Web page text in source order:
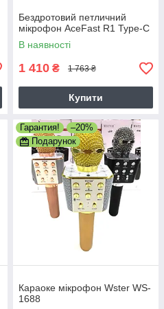
Бездротовий петличний
мікрофон AceFast R1 Type-C
В наявності
1 410 ₴ 1 763 ₴
Купити
Гарантия!
–20%
Подарунок
Караоке мікрофон Wster WS-
1688